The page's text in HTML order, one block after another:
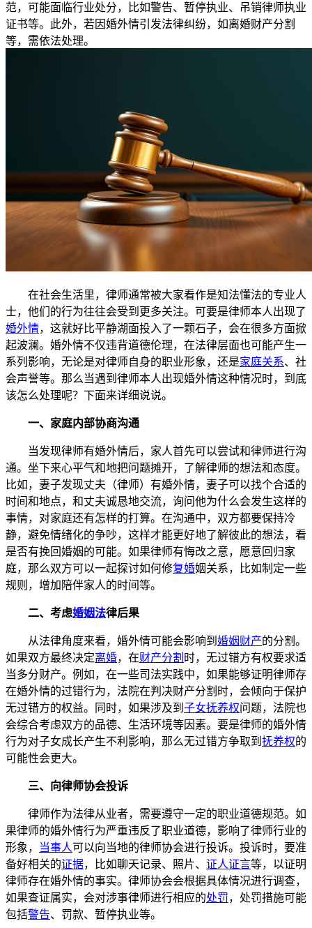
范，可能面临行业处分，比如警告、暂停执业、吊销律师执业
证书等。此外，若因婚外情引发法律纠纷，如离婚财产分割
等，需依法处理。
在社会生活里，律师通常被大家看作是知法懂法的专业人
士，他们的行为往往会受到更多关注。可要是律师本人出现了
婚外情，这就好比平静湖面投入了一颗石子，会在很多方面掀
起波澜。婚外情不仅违背道德伦理，在法律层面也可能产生一
系列影响，无论是对律师自身的职业形象，还是家庭关系、社
会声誉等。那么当遇到律师本人出现婚外情这种情况时，到底
该怎么处理呢？下面来详细说说。
一、家庭内部协商沟通
当发现律师有婚外情后，家人首先可以尝试和律师进行沟
通。坐下来心平气和地把问题摊开，了解律师的想法和态度。
比如，妻子发现丈夫（律师）有婚外情，妻子可以找个合适的
时间和地点，和丈夫诚恳地交流，询问他为什么会发生这样的
事情，对家庭还有怎样的打算。在沟通中，双方都要保持冷
静，避免情绪化的争吵，这样才能更好地了解彼此的想法，看
是否有挽回婚姻的可能。如果律师有悔改之意，愿意回归家
庭，那么双方可以一起探讨如何修复婚姻关系，比如制定一些
规则，增加陪伴家人的时间等。
二、考虑婚姻法律后果
从法律角度来看，婚外情可能会影响到 婚姻财产的分割。
如果双方最终决定离婚，在财产分割 时，无过错方有权要求适
当多分财产。例如，在一些司法实践中，如果能够证明律师存
在婚外情的过错行为，法院在判决财产分割时，会倾向于保护
无过错方的权益。同时，如果涉及到 子女抚养权问题，法院也
会综合考虑双方的品德、生活环境等因素。要是律师的婚外情
行为对子女成长产生不利影响，那么无过错方争取到 抚养权的
可能性会更大。
三、向律师协会投诉
律师作为法律从业者，需要遵守一定的职业道德规范。如
果律师的婚外情行为严重违反了职业道德，影响了律师行业的
形象，
当事人可以向当地的律师协会进行投诉。投诉时，要准
备好相关的证据，比如聊天记录、照片、 证人证言等，以证明
律师存在婚外情的事实。律师协会会根据具体情况进行调查，
如果查证属实，会对涉事律师进行相应的处罚，处罚措施可能
包括警告、罚款、暂停执业等。